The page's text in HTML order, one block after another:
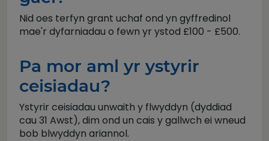
Nid oes terfyn grant uchaf ond yn gyffredinol
mae'r dyfarniadau o fewn yr ystod £100 - £500.
Pa mor aml yr ystyrir
ceisiadau?
Ystyrir ceisiadau unwaith y flwyddyn (dyddiad
cau 31 Awst), dim ond un cais y gallwch ei wneud
bob blwyddyn ariannol.